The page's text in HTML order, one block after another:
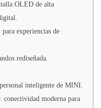
OLED de alta
experiencias de
rediseñada.
inteligente de MINI.
moderna para